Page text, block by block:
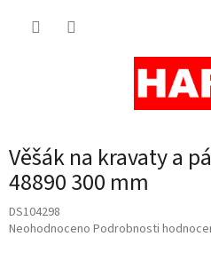
Věšák na kravaty a
48890 300 mm
DS104298
Průměrné
Neohodnoceno Podrobnosti